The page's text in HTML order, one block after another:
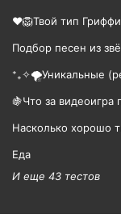
❤️🦁Твой тип
Подбор песен из
⁺₊✧🌪️Уникальные
🍇Что за видеоигра
Насколько хорошо
Еда
И еще 43 тестов